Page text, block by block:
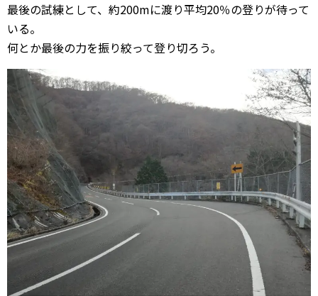
最後の試練として、約200mに渡り平均20％の登りが待って
いる。
何とか最後の力を振り絞って登り切ろう。